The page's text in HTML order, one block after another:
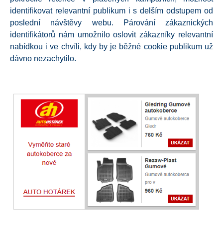
identifikovat relevantní publikum i s delším odstupem od
poslední návštěvy webu. Párování zákaznických
identifikátorů nám umožnilo oslovit zákazníky relevantní
nabídkou i ve chvíli, kdy by je běžné cookie publikum už
dávno nezachytilo.